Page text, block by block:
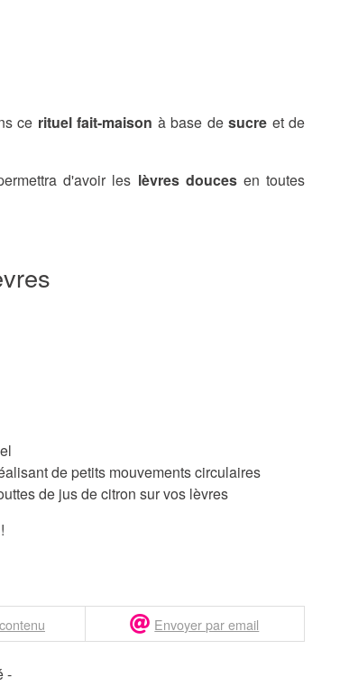
ce rituel fait-maison à base desucre et de
d'avoir les lèvres douces en toutes
de petits mouvements circulaires
de jus de citron sur vos lèvres
Envoyer par email
-